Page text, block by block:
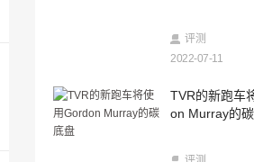
尼斯天际线是最具标志性的日本
视频：特斯拉模型在澳大利亚比
评测
2022-07-11
TVR的新跑车
on Murray的